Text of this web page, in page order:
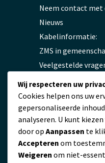
Neem contact met
Nieuws
Kabelinformatie:
ZMS in
Veelgestelde
Contact
+86-371-
Wij respecteren uw
Cookies helpen ons uw
gepersonaliseerde
analyseren. U kunt
door op Aanpassen te
Accepteren om
Weigeren om niet-